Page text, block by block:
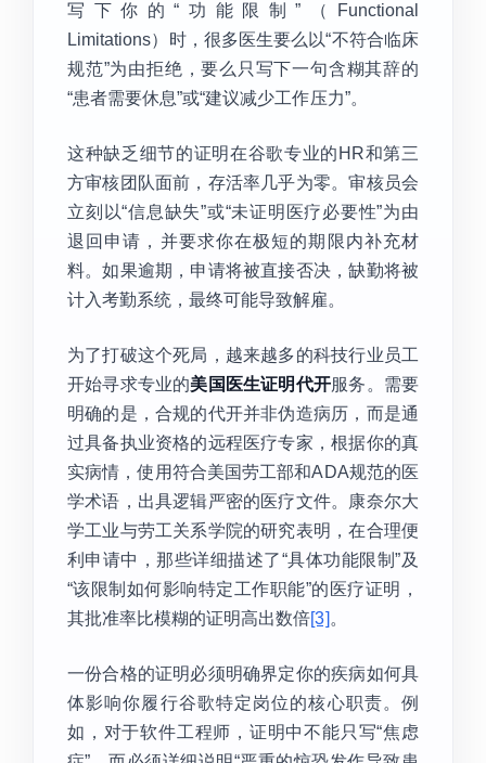
写下你的“功能限制”（Functional
Limitations）时，很多医生要么以“不符合临床
规范”为由拒绝，要么只写下一句含糊其辞的
“患者需要休息”或“建议减少工作压力”。
这种缺乏细节的证明在谷歌专业的HR和第三
方审核团队面前，存活率几乎为零。审核员会
立刻以“信息缺失”或“未证明医疗必要性”为由
退回申请，并要求你在极短的期限内补充材
料。如果逾期，申请将被直接否决，缺勤将被
计入考勤系统，最终可能导致解雇。
为了打破这个死局，越来越多的科技行业员工
开始寻求专业的美国医生证明代开服务。需要
明确的是，合规的代开并非伪造病历，而是通
过具备执业资格的远程医疗专家，根据你的真
实病情，使用符合美国劳工部和ADA规范的医
学术语，出具逻辑严密的医疗文件。康奈尔大
学工业与劳工关系学院的研究表明，在合理便
利申请中，那些详细描述了“具体功能限制”及
“该限制如何影响特定工作职能”的医疗证明，
其批准率比模糊的证明高出数倍[3] 。
一份合格的证明必须明确界定你的疾病如何具
体影响你履行谷歌特定岗位的核心职责。例
如，对于软件工程师，证明中不能只写“焦虑